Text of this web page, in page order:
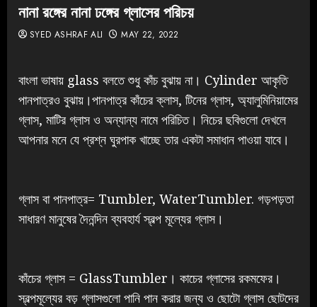
নানা রঙ্গের নানা ঢঙ্গের গ্লাসের পরিচয়
SYED ASHRAF ALI MAY 22, 2022
বাংলা ভাষায় glass বলতে শুধু কাঁচ বুঝায় না। Cylinder আকৃতি
পানপাত্রও বুঝায়।পানপাত্র কাঁচের‌‌ ক্লাস, টিনের গ্লাস, অ্যালুমিনিয়ামের
গ্লাস, মাটির গ্লাস ও অন্যান্য নামে পরিচিত। নিচের ছবিগুলো দেখলে
আপনার মনে যে প্রশ্ন ঘুরপাক খাচ্ছে তার একটা সমাধান পাওয়া যাবে।
গ্লাস বা পানপাত্র= Tumbler, WaterTumbler. গড়পড়তা
সাধারণ মানুষের দৈনন্দিন ব্যবহার্য স্বল্প মূল্যের গ্লাস।
কাঁচের গ্লাস = GlassTumbler। কাচের গ্লাসের রকমফের।
স্বল্পমূল্যের বড় গ্লাসগুলো পানি পান করার জন্য ও ছোটো গ্লাস ছোটদের